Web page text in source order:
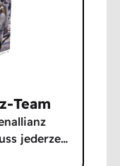
Team
jederze…